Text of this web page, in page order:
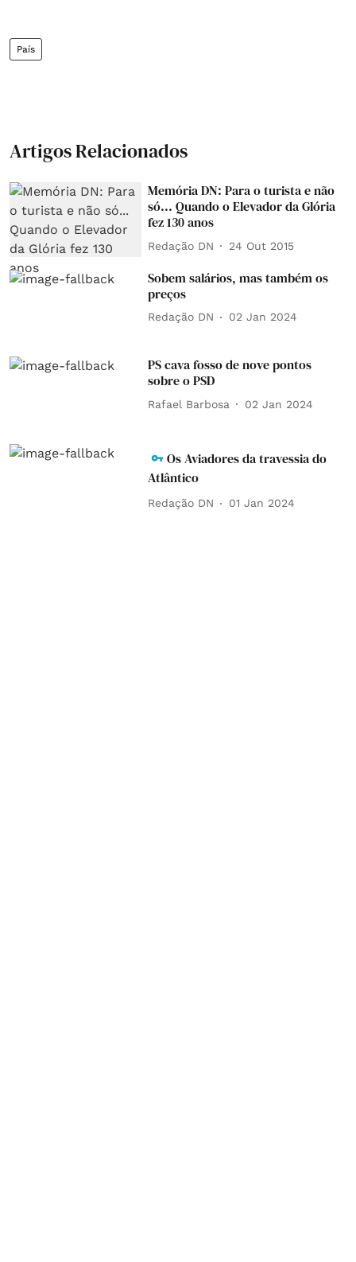
País
Artigos Relacionados
Memória DN: Para o turista e não
só... Quando o Elevador da Glória
fez 130 anos
Redação DN 24 Out 2015
Sobem salários, mas também os
preços
Redação DN 02 Jan 2024
PS cava fosso de nove pontos
sobre o PSD
Rafael Barbosa 02 Jan 2024
Os Aviadores da travessia do
Atlântico
Redação DN 01 Jan 2024